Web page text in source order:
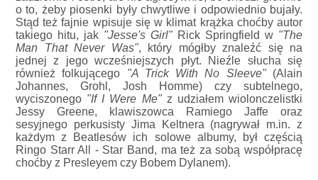
o to, żeby piosenki były chwytliwe i odpowiednio bujały.
Stąd też fajnie wpisuje się w klimat krążka choćby autor
takiego hitu, jak "Jesse's Girl"Rick Springfield w "The
Man That Never Was", który mógłby znaleźć się na
jednej z jego wcześniejszych płyt. Nieźle słucha się
również folkującego "A Trick With No Sleeve"(Alain
Johannes, Grohl, Josh Homme) czy subtelnego,
wyciszonego "If I Were Me"z udziałem wiolonczelistki
Jessy Greene, klawiszowca Ramiego Jaffe oraz
sesyjnego perkusisty Jima Keltnera (nagrywał m.in. z
każdym z Beatlesów ich solowe albumy, był częścią
Ringo Starr All - Star Band, ma też za sobą współpracę
choćby z Presleyem czy Bobem Dylanem).